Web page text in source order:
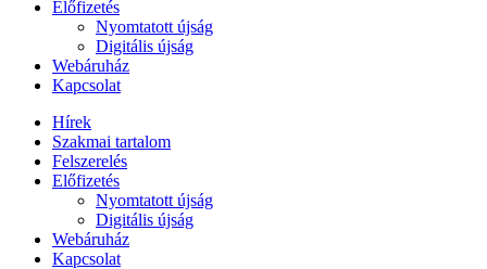
Előfizetés
Nyomtatott újság
Digitális újság
Webáruház
Kapcsolat
Hírek
Szakmai tartalom
Felszerelés
Előfizetés
Nyomtatott újság
Digitális újság
Webáruház
Kapcsolat